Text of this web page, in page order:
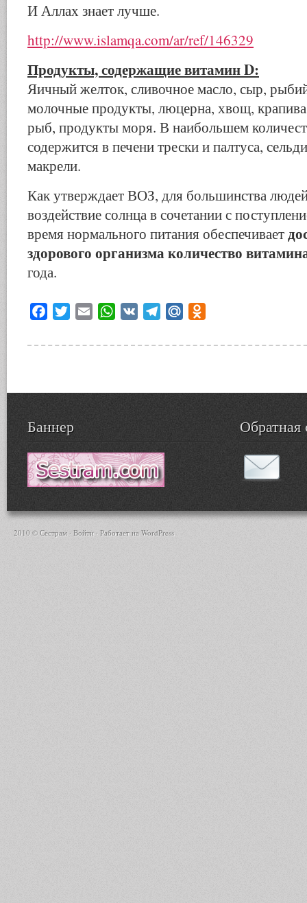
И Аллах знает лучше.
http://www.islamqa.com/ar/ref/146329
Продукты, содержащие витамин D:
Яичный желток, сливочное масло, сыр,
молочные продукты, люцерна, хвощ,
рыб, продукты моря. В наибольшем
содержится в печени трески и палтуса,
макрели.
Как утверждает ВОЗ, для большинства
воздействие солнца в сочетании с
время нормального питания обеспечивает
здорового организма количество
года.
Facebook
Twitter Email WhatsApp
VK TelegramMail.Ru
Баннер Обратная
2010 © Сестрам · Войти · Работает на WordPress